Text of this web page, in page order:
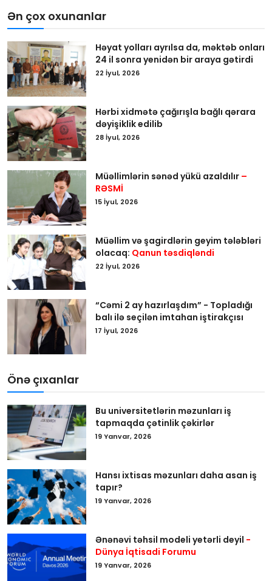
Ən çox oxunanlar
Həyat yolları ayrılsa da, məktəb onları
24 il sonra yenidən bir araya gətirdi
22 İyul, 2026
Hərbi xidmətə çağırışla bağlı qərara
dəyişiklik edilib
28 İyul, 2026
Müəllimlərin sənəd yükü azaldılır –
RƏSMİ
15 İyul, 2026
Müəllim və şagirdlərin geyim tələbləri
olacaq: Qanun təsdiqləndi
22 İyul, 2026
“Cəmi 2 ay hazırlaşdım” - Topladığı
balı ilə seçilən imtahan iştirakçısı
17 İyul, 2026
Önə çıxanlar
Bu universitetlərin məzunları iş
tapmaqda çətinlik çəkirlər
19 Yanvar, 2026
Hansı ixtisas məzunları daha asan iş
tapır?
19 Yanvar, 2026
Ənənəvi təhsil modeli yetərli deyil -
Dünya İqtisadi Forumu
19 Yanvar, 2026